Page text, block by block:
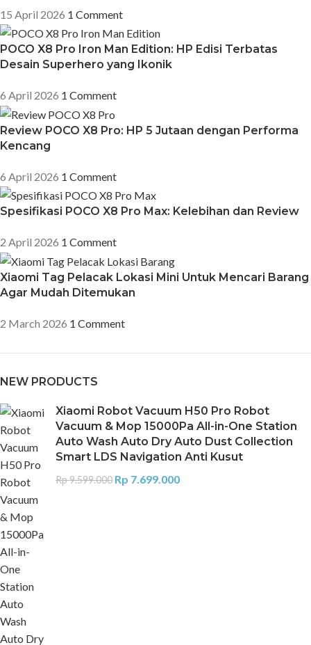
15 April 2026 1 Comment
POCO X8 Pro Iron Man Edition: HP Edisi Terbatas
Desain Superhero yang Ikonik
6 April 2026 1 Comment
Review POCO X8 Pro: HP 5 Jutaan dengan Performa
Kencang
6 April 2026 1 Comment
Spesifikasi POCO X8 Pro Max: Kelebihan dan Review
2 April 2026 1 Comment
Xiaomi Tag Pelacak Lokasi Mini Untuk Mencari Barang
Agar Mudah Ditemukan
2 March 2026 1 Comment
NEW PRODUCTS
Xiaomi Robot Vacuum H50 Pro Robot
Vacuum & Mop 15000Pa All-in-One Station
Auto Wash Auto Dry Auto Dust Collection
Smart LDS Navigation Anti Kusut
Rp9.599.000 Rp 7.699.000